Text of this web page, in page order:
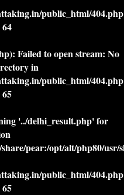
public_html/404.php
64
Failed to open stream: No
in
public_html/404.php
65
'../delhi_result.php' for
pear:/opt/alt/php80/
public_html/404.php
65